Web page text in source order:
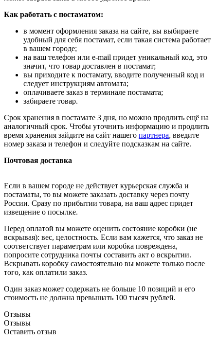
Как работать с постаматом:
в момент оформления заказа на сайте, вы выбираете
удобный для себя постамат, если такая система работает
в вашем городе;
на ваш телефон или e-mail придет уникальный код, это
значит, что товар доставлен в постамат;
вы приходите к постамату, вводите полученный код и
следует инструкциям автомата;
оплачиваете заказ в терминале постамата;
забираете товар.
Срок хранения в постамате 3 дня, но можно продлить ещё на
аналогичный срок. Чтобы уточнить информацию и продлить
время хранения зайдите на сайт нашего партнера, введите
номер заказа и телефон и следуйте подсказкам на сайте.
Почтовая доставка
Если в вашем городе не действует курьерская служба и
постаматы, то вы можете заказать доставку через почту
России. Сразу по прибытии товара, на ваш адрес придет
извещение о посылке.
Перед оплатой вы можете оценить состояние коробки (не
вскрывая): вес, целостность. Если вам кажется, что заказ не
соответствует параметрам или коробка повреждена,
попросите сотрудника почты составить акт о вскрытии.
Вскрывать коробку самостоятельно вы можете только после
того, как оплатили заказ.
Один заказ может содержать не больше 10 позиций и его
стоимость не должна превышать 100 тысяч рублей.
Отзывы
Отзывы
Оставить отзыв